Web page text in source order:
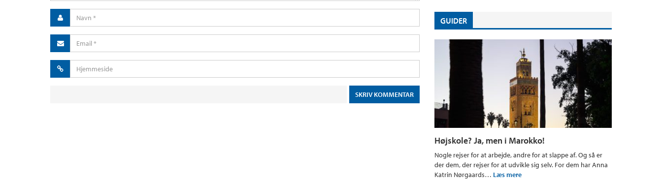
GUIDER
Højskole? Ja, men i Marokko!
Nogle rejser for at arbejde, andre for at slappe af. Og så er
der dem, der rejser for at udvikle sig selv. For dem har Anna
Katrin Nørgaards… Læs mere